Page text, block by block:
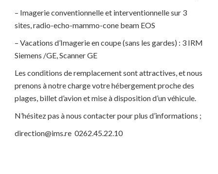
– Imagerie conventionnelle et interventionnelle sur 3
sites, radio-echo-mammo-cone beam EOS
– Vacations d’Imagerie en coupe (sans les gardes) : 3 IRM
Siemens /GE, Scanner GE
Les conditions de remplacement sont attractives, et nous
prenons à notre charge votre hébergement proche des
plages, billet d’avion et mise à disposition d’un véhicule.
N’hésitez pas à nous contacter pour plus d’informations ;
direction@ims.re 0262.45.22.10